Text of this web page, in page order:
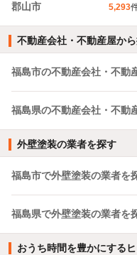
郡山市 5,293
不動産会社・不動産屋か
福島市の不動産会社・不動
福島県の不動産会社・不動
外壁塗装の業者を探す
福島市で外壁塗装の業者を
福島県で外壁塗装の業者を
おうち時間を豊かにする